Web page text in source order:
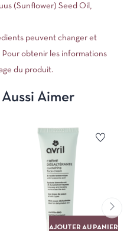
(Sunflower) Seed Oil,
peuvent changer et
obtenir les informations
du produit.
Aimer
AJOUTER AU PANIER